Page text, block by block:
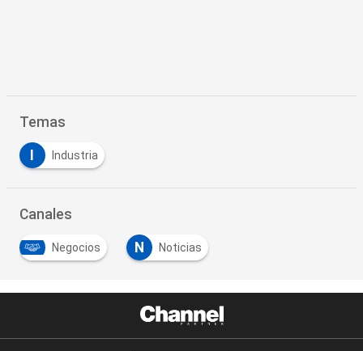
Temas
Industria
Canales
Negocios N Noticias